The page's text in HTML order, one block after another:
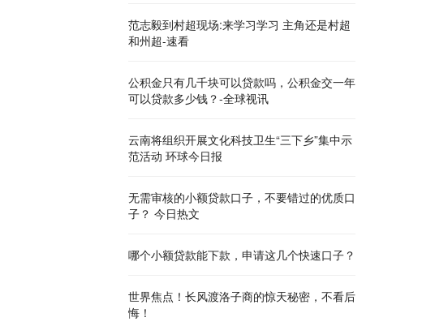
范志毅到村超现场:来学习学习 主角还是村超
和州超-速看
公积金只有几千块可以贷款吗，公积金交一年
可以贷款多少钱？-全球视讯
云南将组织开展文化科技卫生“三下乡”集中示
范活动 环球今日报
无需审核的小额贷款口子，不要错过的优质口
子？ 今日热文
哪个小额贷款能下款，申请这几个快速口子？
世界焦点！长风渡洛子商的惊天秘密，不看后
悔！